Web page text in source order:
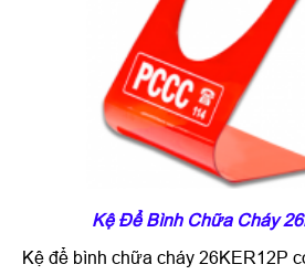
Kệ Để Bình Chữa Cháy
Kệ để bình chữa cháy 26KER12P